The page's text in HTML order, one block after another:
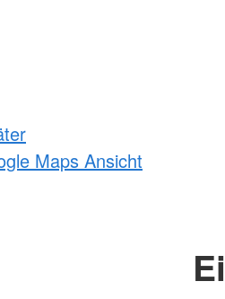
Maps Ansicht